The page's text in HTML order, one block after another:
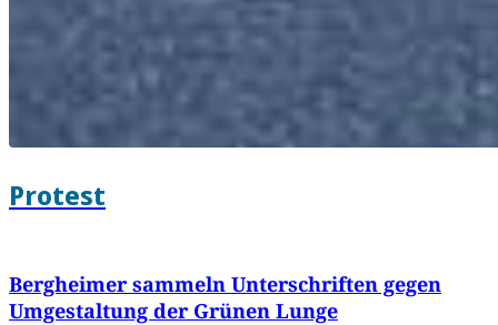
Protest
Bergheimer sammeln Unterschriften gegen
Umgestaltung der Grünen Lunge